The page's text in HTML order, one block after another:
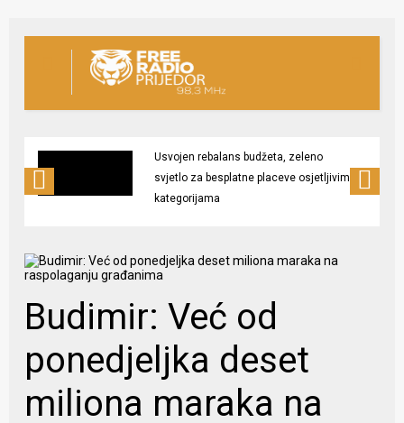
Usvojen rebalans budžeta, zeleno
svjetlo za besplatne placeve osjetljivim
kategorijama
Budimir: Već od
ponedjeljka deset
miliona maraka na